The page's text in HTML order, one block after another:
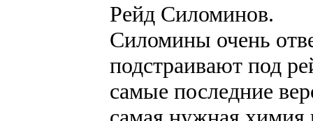
Рейд Силоминов.
Силомины очень
подстраивают под
самые последние